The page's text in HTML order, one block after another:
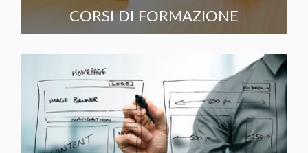
CORSI DI FORMAZIONE